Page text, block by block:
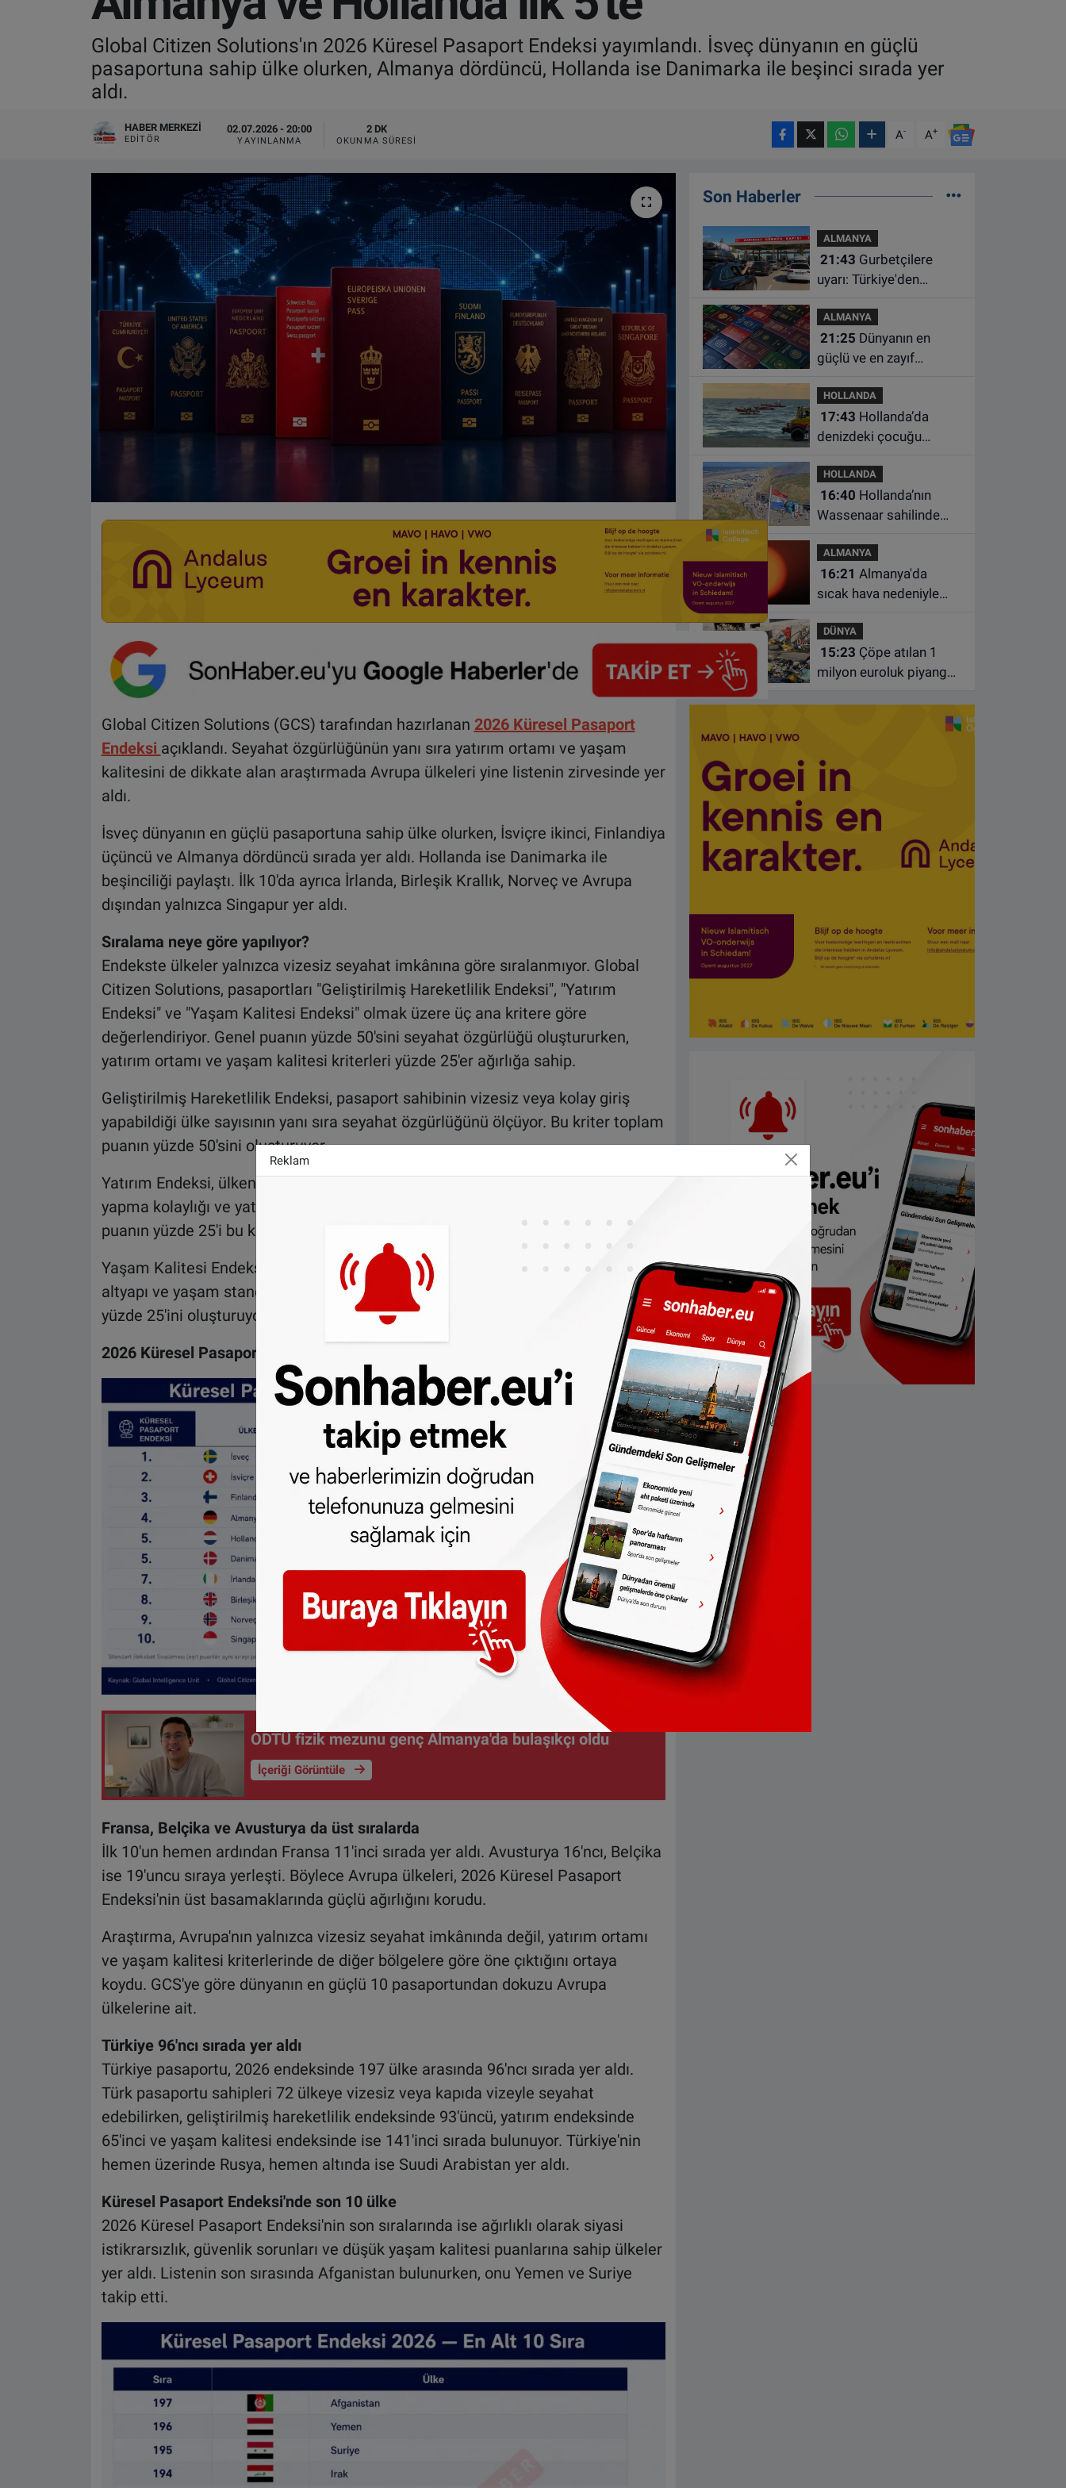
Global Citizen Solutions'ın 2026 Küresel Pasaport Endeksi yayımlandı. İsveç dünyanın en güçlü
pasaportuna sahip ülke olurken, Almanya dördüncü, Hollanda ise Danimarka ile beşinci sırada yer
aldı.
HABER MERKEZI
EDITÖR
02.07.2026 - 20:00
YAYINLANMA
2 DK
OKUNMA SÜRESI A- A+
Global Citizen Solutions (GCS) tarafından hazırlanan 2026 Küresel Pasaport
Endeksi açıklandı. Seyahat özgürlüğünün yanı sıra yatırım ortamı ve yaşam
kalitesini de dikkate alan araştırmada Avrupa ülkeleri yine listenin zirvesinde yer
aldı.
İsveç dünyanın en güçlü pasaportuna sahip ülke olurken, İsviçre ikinci, Finlandiya
üçüncü ve Almanya dördüncü sırada yer aldı. Hollanda ise Danimarka ile
beşinciliği paylaştı. İlk 10'da ayrıca İrlanda, Birleşik Krallık, Norveç ve Avrupa
dışından yalnızca Singapur yer aldı.
Sıralama neye göre yapılıyor?
Endekste ülkeler yalnızca vizesiz seyahat imkânına göre sıralanmıyor. Global
Citizen Solutions, pasaportları "Geliştirilmiş Hareketlilik Endeksi", "Yatırım
Endeksi" ve "Yaşam Kalitesi Endeksi" olmak üzere üç ana kritere göre
değerlendiriyor. Genel puanın yüzde 50'sini seyahat özgürlüğü oluştururken,
yatırım ortamı ve yaşam kalitesi kriterleri yüzde 25'er ağırlığa sahip.
Geliştirilmiş Hareketlilik Endeksi, pasaport sahibinin vizesiz veya kolay giriş
yapabildiği ülke sayısının yanı sıra seyahat özgürlüğünü ölçüyor. Bu kriter toplam
puanın yüzde 50'sini oluşturuyor.
Yatırım Endeksi, ülkenin yatırım ortamı, ekonomik rekabet gücü, vergi sistemi, iş
yapma kolaylığı ve yatırımcılar için sunduğu avantajları değerlendiriyor. Toplam
puanın yüzde 25'i bu kriterden geliyor.
Yaşam Kalitesi Endeksi ise sağlık hizmetleri, güvenlik, eğitim, çevre, sosyal
altyapı ve yaşam standartları gibi unsurları dikkate alıyor. Bu da toplam puanın
yüzde 25'ini oluşturuyor.
2026 Küresel Pasaport Endeksi'nde ilk 10 ülke şöyle sıralandı:
ODTÜ fizik mezunu genç Almanya'da bulaşıkçı oldu
İçeriği Görüntüle
Fransa, Belçika ve Avusturya da üst sıralarda
İlk 10'un hemen ardından Fransa 11'inci sırada yer aldı. Avusturya 16'ncı, Belçika
ise 19'uncu sıraya yerleşti. Böylece Avrupa ülkeleri, 2026 Küresel Pasaport
Endeksi'nin üst basamaklarında güçlü ağırlığını korudu.
Araştırma, Avrupa'nın yalnızca vizesiz seyahat imkânında değil, yatırım ortamı
ve yaşam kalitesi kriterlerinde de diğer bölgelere göre öne çıktığını ortaya
koydu. GCS'ye göre dünyanın en güçlü 10 pasaportundan dokuzu Avrupa
ülkelerine ait.
Türkiye 96'ncı sırada yer aldı
Türkiye pasaportu, 2026 endeksinde 197 ülke arasında 96'ncı sırada yer aldı.
Türk pasaportu sahipleri 72 ülkeye vizesiz veya kapıda vizeyle seyahat
edebilirken, geliştirilmiş hareketlilik endeksinde 93'üncü, yatırım endeksinde
65'inci ve yaşam kalitesi endeksinde ise 141'inci sırada bulunuyor. Türkiye'nin
hemen üzerinde Rusya, hemen altında ise Suudi Arabistan yer aldı.
Küresel Pasaport Endeksi'nde son 10 ülke
2026 Küresel Pasaport Endeksi'nin son sıralarında ise ağırlıklı olarak siyasi
istikrarsızlık, güvenlik sorunları ve düşük yaşam kalitesi puanlarına sahip ülkeler
yer aldı. Listenin son sırasında Afganistan bulunurken, onu Yemen ve Suriye
takip etti.
Son Haberler
ALMANYA
21:43
uyarı: Türkiye'den
geçiş ve trafik
borcunuzu kontrol edin
ALMANYA
21:25
güçlü ve en zayıf
HOLLANDA
17:43
denizdeki çocuğu
kadın hayatını yitirdi
HOLLANDA
16:40
Wassenaar sahilinde
bölgeden tahliye edildi
ALMANYA
16:21
sıcak hava nedeniyle
yaklaştı
DÜNYA
15:23
milyon euroluk piyango
ALGEMENE VOORWAARDEN
Reklam